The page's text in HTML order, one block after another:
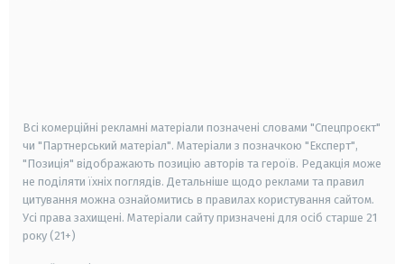
Всі комерційні рекламні матеріали позначені словами "Спецпроєкт"
чи "Партнерський матеріал". Матеріали з позначкою "Експерт",
"Позиція" відображають позицію авторів та героїв. Редакція може
не поділяти їхніх поглядів. Детальніше щодо реклами та правил
цитування можна ознайомитись в правилах користування сайтом.
Усі права захищені. Матеріали сайту призначені для осіб старше 21
року (21+)